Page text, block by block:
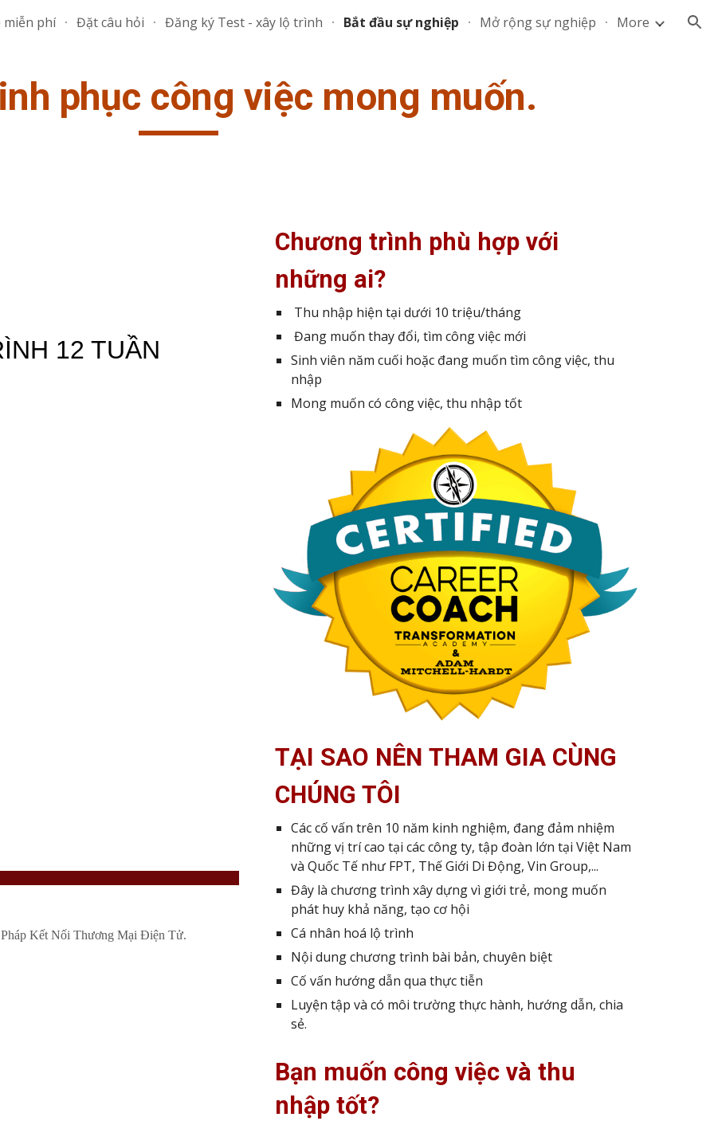
to main content Skip to navigation
miễn phí Đặt câu hỏi Đăng ký Test - xây lộ trình Bắt đầu sự nghiệp Mở rộng sự nghiệp More
phục công việc mong muốn.
Chương trình phù hợp với
những ai?
Thu nhập hiện tại dưới 10 triệu/tháng
Đang muốn thay đổi, tìm công việc mới
Sinh viên năm cuối hoặc đang muốn tìm công việc, thu
nhập
Mong muốn có công việc, thu nhập tốt
TẠI SAO NÊNTHAM GIA CÙNG
CHÚNG TÔI
Các cố vấn trên 10 năm kinh nghiệm, đang đảm nhiệm
những vị trí cao tại các công ty, tập đoàn lớn tại Việt Nam
và Quốc Tế như FPT, Thế Giới Di Động, Vin Group,...
Đây là chương trình xây dựng vì giới trẻ, mong muốn
phát huy khả năng, tạo cơ hội
Cá nhân hoá lộ trình
Nội dungchương trình bài bản, chuyên biệt
Cố vấn hướng dẫn qua thực tiễn
Luyện tập và có môi trường thực hành, hướng dẫn, chia
sẻ.
Bạn muốn công việc và thu
nhập tốt?